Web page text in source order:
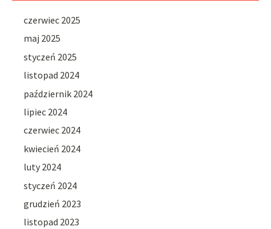
czerwiec 2025
maj 2025
styczeń 2025
listopad 2024
październik 2024
lipiec 2024
czerwiec 2024
kwiecień 2024
luty 2024
styczeń 2024
grudzień 2023
listopad 2023